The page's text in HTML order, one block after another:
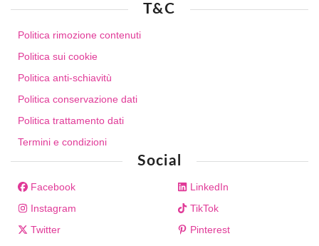
T&C
Politica rimozione contenuti
Politica sui cookie
Politica anti-schiavitù
Politica conservazione dati
Politica trattamento dati
Termini e condizioni
Social
Facebook
Instagram
Twitter
LinkedIn
TikTok
Pinterest